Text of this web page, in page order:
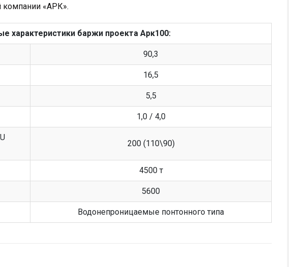
компании «АРК».
характеристики баржи проекта Арк100:
90,3
16,5
5,5
1,0 / 4,0
200 (110\90)
4500 т
5600
Водонепроницаемые понтонного типа